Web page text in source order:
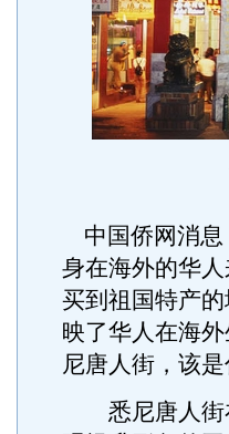
中国侨网消息
身在海外的华
买到祖国特产
映了华人在海
尼唐人街，该
悉尼唐人街